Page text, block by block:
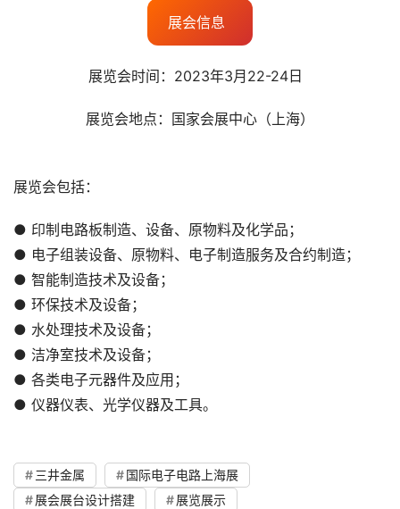
展会信息
展览会时间：2023年3月22-24日
展览会地点：国家会展中心（上海）
展览会包括：
● 印制电路板制造、设备、原物料及化学品；
● 电子组装设备、原物料、电子制造服务及合约制造；
● 智能制造技术及设备；
● 环保技术及设备；
● 水处理技术及设备；
● 洁净室技术及设备；
● 各类电子元器件及应用；
● 仪器仪表、光学仪器及工具。
三井金属
国际电子电路上海展
展会展台设计搭建
展览展示